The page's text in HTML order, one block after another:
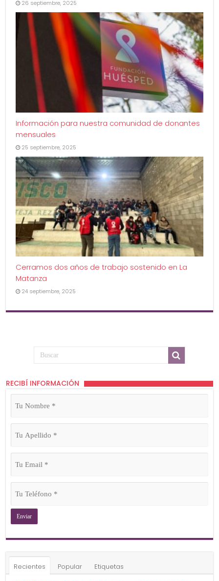
26 septiembre, 2025
Información para nuestra comunidad de donantes
mensuales
25 septiembre, 2025
Cerramos dos años de trabajo sostenido en La
Matanza
24 septiembre, 2025
RECIBÍ INFORMACIÓN
Tu
Nombre
Tu
Apellido
Tu
Email
Tu
Teléfono
Recientes Popular Etiquetas